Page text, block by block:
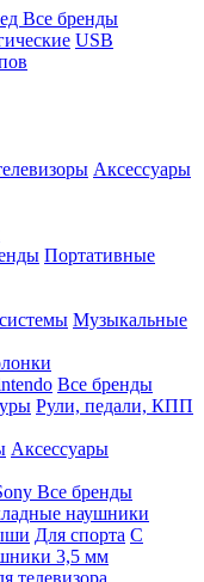
Все бренды
USB
Аксессуары
Портативные
Музыкальные
Все бренды
Рули, педали, КПП
Аксессуары
Все бренды
наушники
Для спорта С
3,5 мм
телевизора